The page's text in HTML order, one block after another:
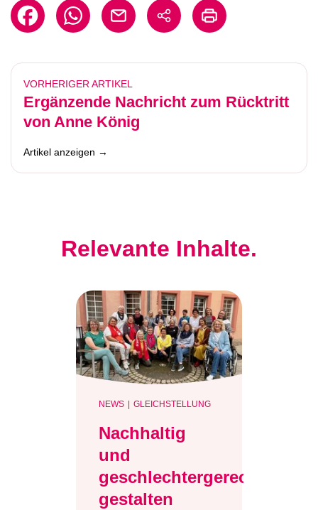
VORHERIGER ARTIKEL
Ergänzende Nachricht zum Rücktritt
von Anne König
Artikel anzeigen →
Relevante Inhalte.
NEWS GLEICHSTELLUNG
Nachhaltig
und
geschlechtergerecht
gestalten